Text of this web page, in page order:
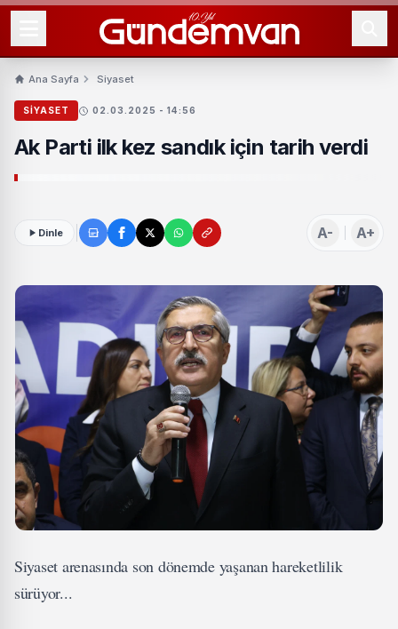
Ana Sayfa Siyaset
SIYASET 02.03.2025 - 14:56
Ak Parti ilk kez sandık için tarih verdi
Dinle A- A+
Siyaset arenasında son dönemde yaşanan hareketlilik
sürüyor...